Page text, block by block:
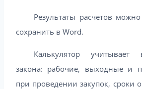
Результаты расчетов
сохранить в Word.
Калькулятор учитывает
закона: рабочие, выходные и
при проведении закупок, сроки